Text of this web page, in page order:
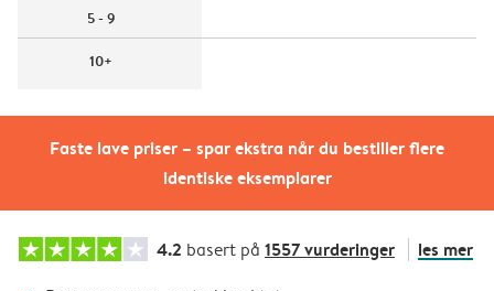
Faste lave priser – spar ekstra når du bestiller flere
identiske eksemplarer
5 - 9
10+
4.2 basert på 1557 vurderinger les mer